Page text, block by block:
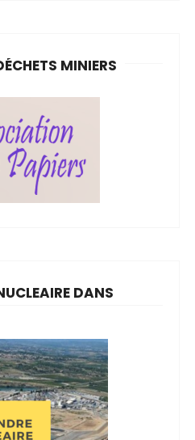
MINIERS
DANS